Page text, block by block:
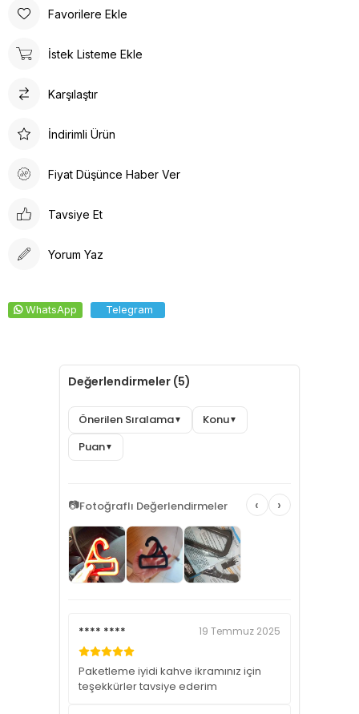
Favorilere Ekle
İstek Listeme Ekle
Karşılaştır
İndirimli Ürün
Fiyat Düşünce Haber Ver
Tavsiye Et
Yorum Yaz
WhatsApp Telegram
Değerlendirmeler (5)
Önerilen Sıralama▼ Konu▼
Puan▼
📷Fotoğraflı Değerlendirmeler ‹ ›
**** **** 19 Temmuz 2025
Paketleme iyidi kahve ikramınız için
teşekkürler tavsiye ederim